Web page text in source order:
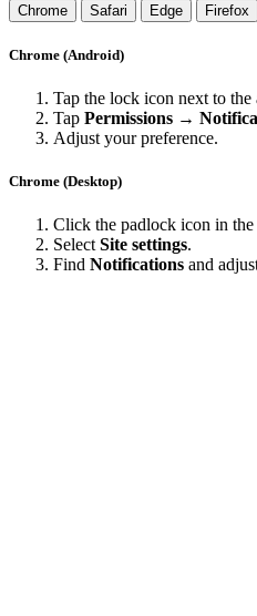
Chrome
Safari Edge Firefox
Chrome (Android)
Tap the lock icon next to the
Tap Permissions →
Adjust your preference.
Chrome (Desktop)
Click the padlock icon in the
Select Site settings.
Find Notifications and